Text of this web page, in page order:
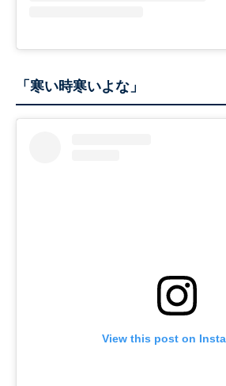
「寒い時寒いよな」
View this post on